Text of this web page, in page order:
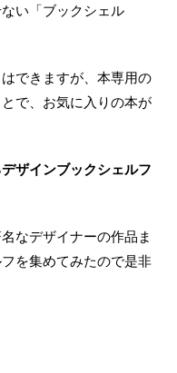
い「ブックシェル
できますが、本専用の
で、お気に入りの本が
ザインブックシェルフ
なデザイナーの作品ま
を集めてみたので是非